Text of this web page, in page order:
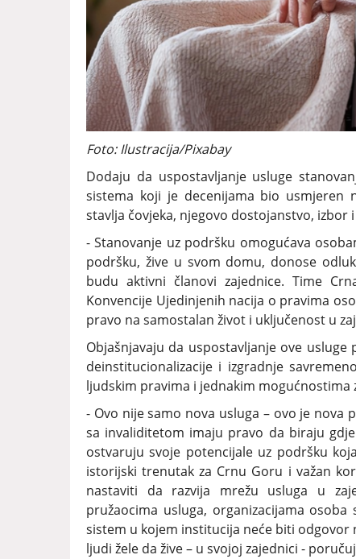
Foto: Ilustracija/Pixabay
Dodaju da uspostavljanje usluge
sistema koji je decenijama bio
stavlja čovjeka, njegovo dostojanstvo,
- Stanovanje uz podršku omogućava
podršku, žive u svom domu, donose
budu aktivni članovi zajednice. Time
Konvencije Ujedinjenih nacija o pravima
pravo na samostalan život i uključenost u
Objašnjavaju da uspostavljanje ove
deinstitucionalizacije i izgradnje
ljudskim pravima i jednakim mogućnostima
- Ovo nije samo nova usluga – ovo je nova
sa invaliditetom imaju pravo da biraju
ostvaruju svoje potencijale uz podršku
istorijski trenutak za Crnu Goru i važan
nastaviti da razvija mrežu usluga u
pružaocima usluga, organizacijama
sistem u kojem institucija neće biti
ljudi žele da žive – u svojoj zajednici -